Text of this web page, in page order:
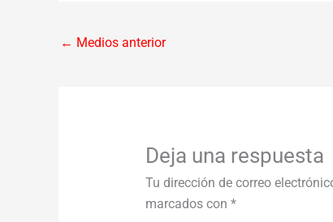
← Medios anterior
Deja una respuesta
Tu dirección de correo
marcados con *